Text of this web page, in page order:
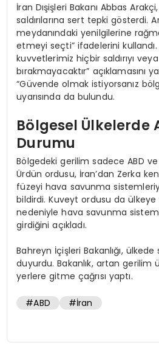
İran Dışişleri Bakanı Abbas
saldırılarına sert tepki gösterdi.
meydanındaki yenilgilerine
etmeyi seçti” ifadelerini kullandı.
kuvvetlerimiz hiçbir saldırıyı
bırakmayacaktır” açıklamasını
“Güvende olmak istiyorsanız
uyarısında da bulundu.
Bölgesel Ülkelerde
Durumu
Bölgedeki gerilim sadece ABD ve
Ürdün ordusu, İran’dan Zerka
füzeyi hava savunma
bildirdi. Kuveyt ordusu da ülkeye
nedeniyle hava savunma
girdiğini açıkladı.
Bahreyn İçişleri Bakanlığı, ülkede
duyurdu. Bakanlık, artan gerilim
yerlere gitme çağrısı yaptı.
#ABD #İran